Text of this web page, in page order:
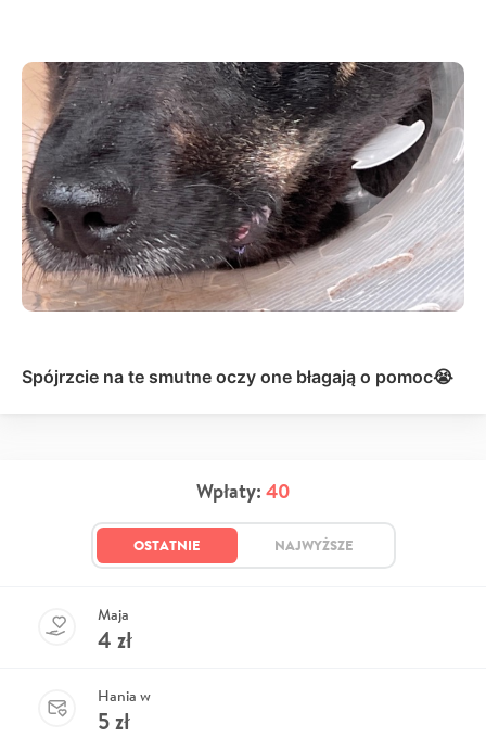
Spójrzcie na te smutne oczy one błagają o pomoc😭
Wpłaty: 40
OSTATNIE NAJWYŻSZE
Maja
4 zł
Hania w
5zł